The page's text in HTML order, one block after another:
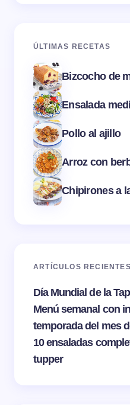
ÚLTIMAS RECETAS
Bizcocho de
Ensalada
Pollo al ajillo
Arroz con
Chipirones a
ARTÍCULOS RECIENTES
Día Mundial de la
Menú semanal con
temporada del mes
10 ensaladas
tupper